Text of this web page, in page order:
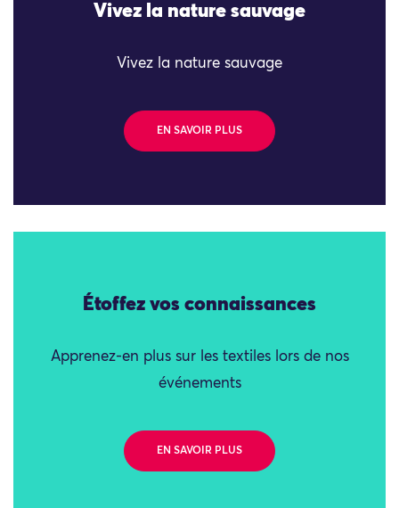
Vivez la nature sauvage
Vivez la nature sauvage
EN SAVOIR PLUS
Étoffez vos connaissances
Apprenez-en plus sur les textiles lors de nos
événements
EN SAVOIR PLUS